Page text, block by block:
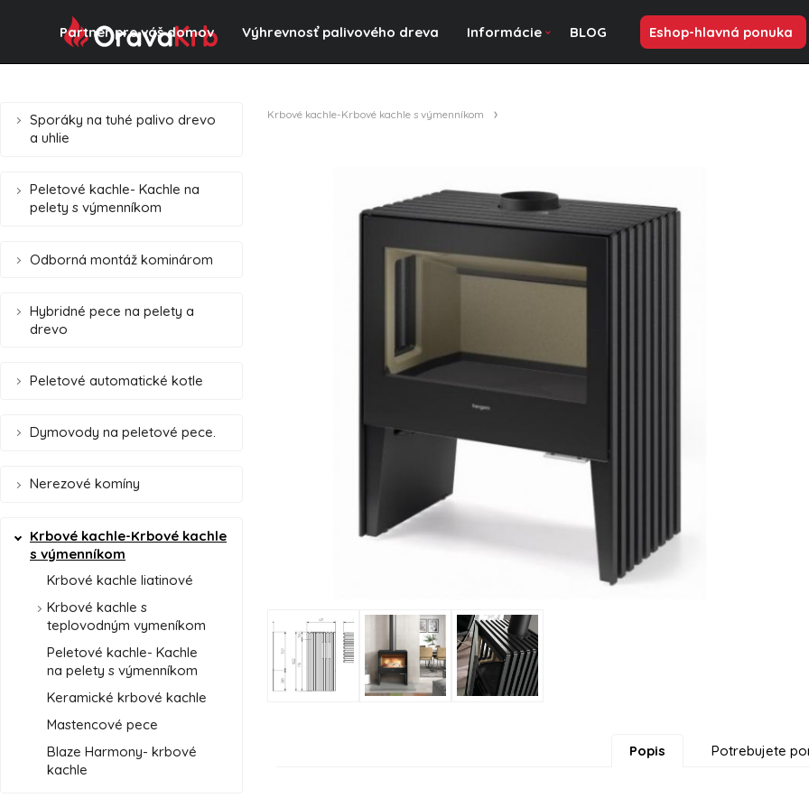
Partner pre váš domov Výhrevnosť palivového dreva Informácie BLOG Eshop-hlavná ponuka
Sporáky na tuhé palivo drevo
a uhlie
Peletové kachle- Kachle na
pelety s výmenníkom
Odborná montáž kominárom
Hybridné pece na pelety a
drevo
Peletové automatické kotle
Dymovody na peletové pece.
Nerezové komíny
Krbové kachle-Krbové kachle
s výmenníkom
Krbové kachle liatinové
Krbové kachle s
teplovodným vymeníkom
Peletové kachle- Kachle
na pelety s výmenníkom
Keramické krbové kachle
Mastencové pece
Blaze Harmony- krbové
kachle
Krbové kachle-Krbové kachle s výmenníkom
Popis Potrebujete